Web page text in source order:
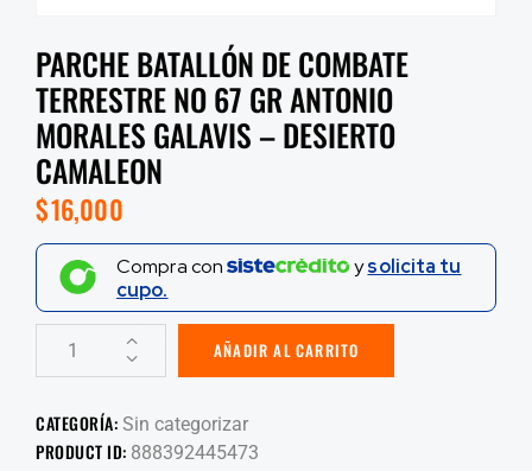
PARCHE BATALLÓN DE COMBATE
TERRESTRE NO 67 GR ANTONIO
MORALES GALAVIS – DESIERTO
CAMALEON
$16,000
Compra con ysolicita tu
cupo.
AÑADIR AL CARRITO
CATEGORÍA: Sin categorizar
PRODUCT ID: 888392445473